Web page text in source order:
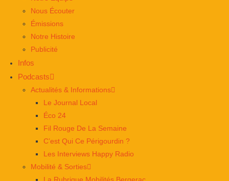
Nous Écouter
Émissions
Notre Histoire
Publicité
Infos
Podcasts
Actualités & Informations
Le Journal Local
Éco 24
Fil Rouge De La Semaine
C’est Qui Ce Périgourdin ?
Les Interviews Happy Radio
Mobilité & Sorties